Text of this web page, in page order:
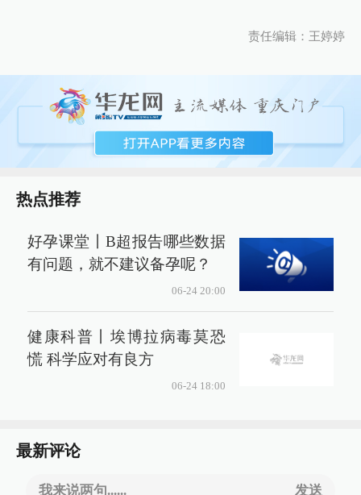
责任编辑：王婷婷
热点推荐
好孕课堂丨B超报告哪些数据
有问题，就不建议备孕呢？
06-24 20:00
健康科普丨埃博拉病毒莫恐
慌 科学应对有良方
06-24 18:00
最新评论
我来说两句...... 发送